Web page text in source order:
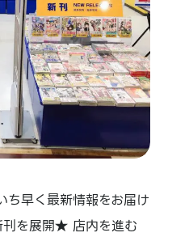
ち早く最新情報をお届け
刊を展開★ 店内を進む